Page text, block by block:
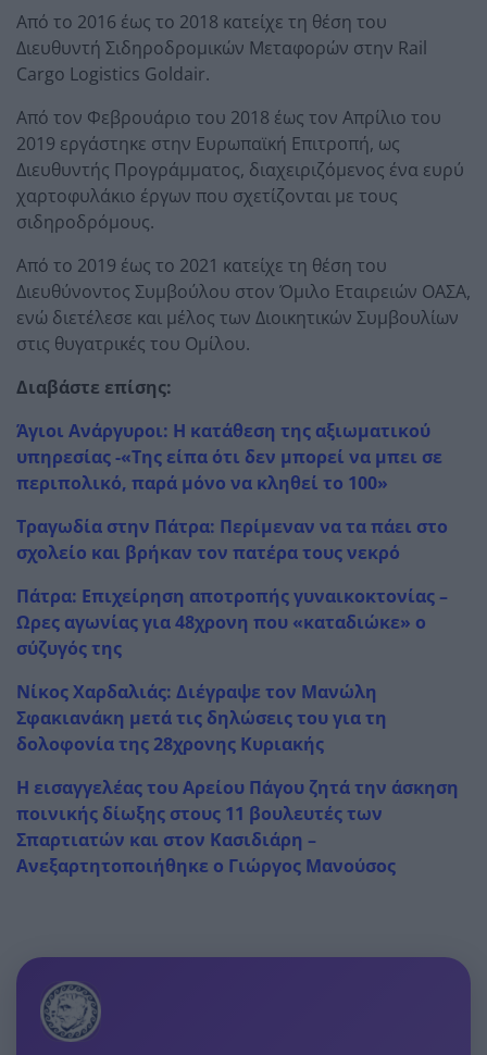
Από το 2016 έως το 2018 κατείχε τη θέση του
Διευθυντή Σιδηροδρομικών Μεταφορών στην Rail
Cargo Logistics Goldair.
Από τον Φεβρουάριο του 2018 έως τον Απρίλιο του
2019 εργάστηκε στην Ευρωπαϊκή Επιτροπή, ως
Διευθυντής Προγράμματος, διαχειριζόμενος ένα ευρύ
χαρτοφυλάκιο έργων που σχετίζονται με τους
σιδηροδρόμους.
Από το 2019 έως το 2021 κατείχε τη θέση του
Διευθύνοντος Συμβούλου στον Όμιλο Εταιρειών ΟΑΣΑ,
ενώ διετέλεσε και μέλος των Διοικητικών Συμβουλίων
στις θυγατρικές του Ομίλου.
Διαβάστε επίσης:
Άγιοι Ανάργυροι: Η κατάθεση της αξιωματικού
υπηρεσίας -«Της είπα ότι δεν μπορεί να μπει σε
περιπολικό, παρά μόνο να κληθεί το 100»
Τραγωδία στην Πάτρα: Περίμεναν να τα πάει στο
σχολείο και βρήκαν τον πατέρα τους νεκρό
Πάτρα: Επιχείρηση αποτροπής γυναικοκτονίας –
Ωρες αγωνίας για 48χρονη που «καταδιώκε» ο
σύζυγός της
Νίκος Χαρδαλιάς: Διέγραψε τον Μανώλη
Σφακιανάκη μετά τις δηλώσεις του για τη
δολοφονία της 28χρονης Κυριακής
Η εισαγγελέας του Αρείου Πάγου ζητά την άσκηση
ποινικής δίωξης στους 11 βουλευτές των
Σπαρτιατών και στον Κασιδιάρη –
Ανεξαρτητοποιήθηκε ο Γιώργος Μανούσος